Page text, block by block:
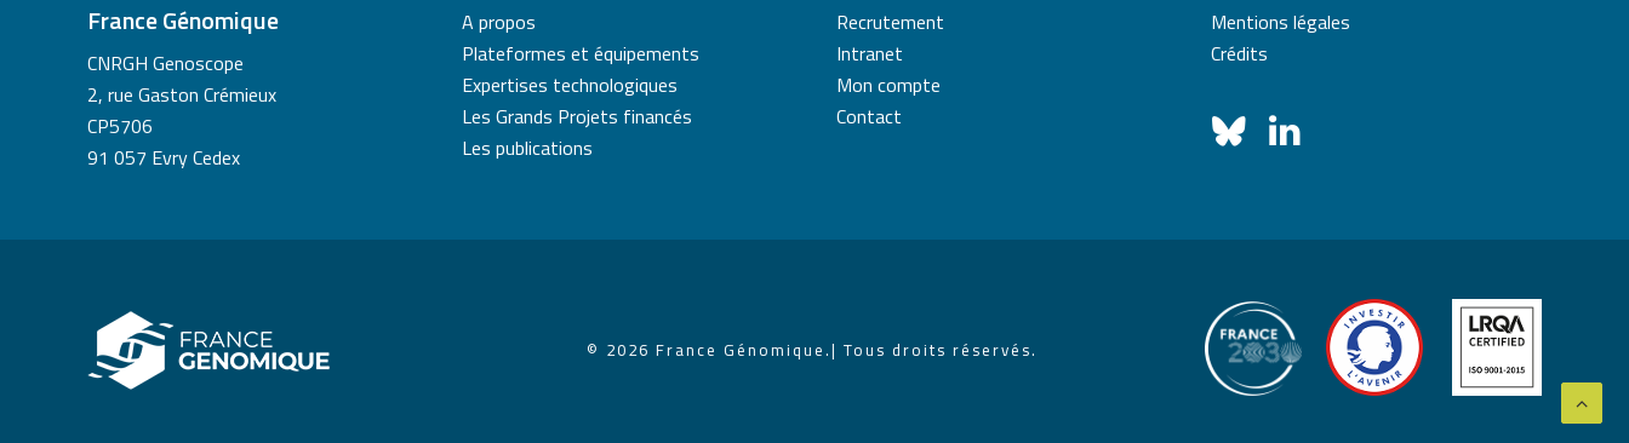
France Génomique
CNRGH Genoscope
2, rue Gaston Crémieux
CP5706
91 057 Evry Cedex
A propos
Plateformes et équipements
Expertises technologiques
Les Grands Projets financés
Les publications
Recrutement
Intranet
Mon compte
Contact
Mentions légales
Crédits
© 2026 France Génomique.| Tous droits réservés.